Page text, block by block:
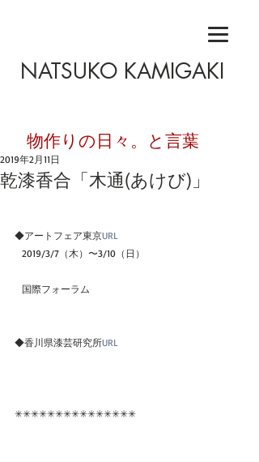
NATSUKO KAMIGAKI
​物作りの日々。と言葉
乾漆香合「木通(あけび)」
2019年2月11日
◆アートフェア東京URL
   2019/3/7（木）〜3/10（日）
   国際フォーラム
◆香川県漆芸研究所URL
✳︎✳︎✳︎✳︎✳︎✳︎✳︎✳︎✳︎✳︎✳︎✳︎✳︎✳︎✳︎